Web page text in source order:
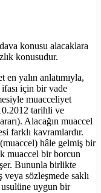
konusu alacaklara
konusudur.
yalın anlatımıyla,
ifası için bir vade
muacceliyet
tarihli ve
Alacağın muaccel
farklı kavramlardır.
hâle gelmiş bir
muaccel bir borcun
Bununla birlikte
sözleşmede saklı
uygun bir